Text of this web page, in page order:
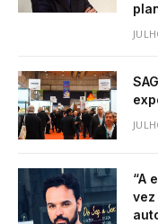
“A
vez